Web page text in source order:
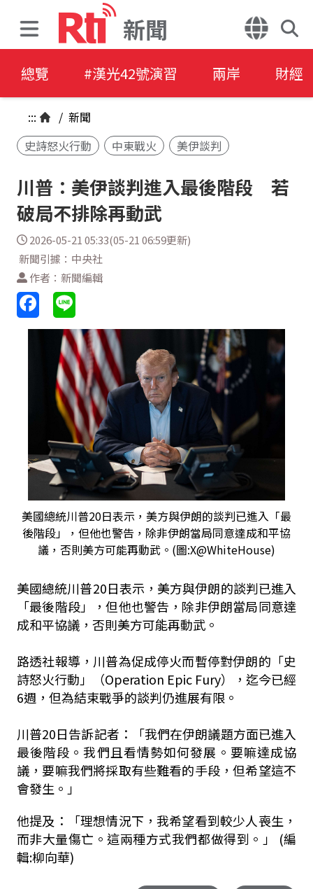
新聞
總覽 #漢光42號演習 兩岸 財經
::: / 新聞
史詩怒火行動
中東戰火 美伊談判
川普：美伊談判進入最後階段 若
破局不排除再動武
2026-05-21 05:33(05-21 06:59更新)
新聞引據：中央社
作者：新聞編輯
美國總統川普20日表示，美方與伊朗的談判已進入「最
後階段」，但他也警告，除非伊朗當局同意達成和平協
議，否則美方可能再動武。(圖:X@WhiteHouse)
美國總統川普20日表示，美方與伊朗的談判已進入
「最後階段」，但他也警告，除非伊朗當局同意達
成和平協議，否則美方可能再動武。
路透社報導，川普為促成停火而暫停對伊朗的「史
詩怒火行動」（Operation Epic Fury），迄今已經
6週，但為結束戰爭的談判仍進展有限。
川普20日告訴記者：「我們在伊朗議題方面已進入
最後階段。我們且看情勢如何發展。要嘛達成協
議，要嘛我們將採取有些難看的手段，但希望這不
會發生。」
他提及：「理想情況下，我希望看到較少人喪生，
而非大量傷亡。這兩種方式我們都做得到。」 (編
輯:柳向華)